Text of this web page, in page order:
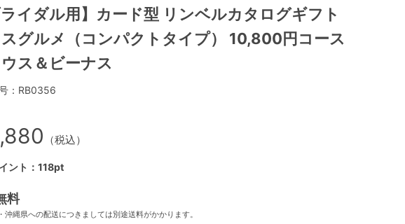
ライダル用】カード型 リンベルカタログギフト
グルメ（コンパクトタイプ） 10,800円コース
ス＆ビーナス
：RB0356
（税込）
ント：118pt
料
沖縄県への配送につきましては別途送料がかかります。